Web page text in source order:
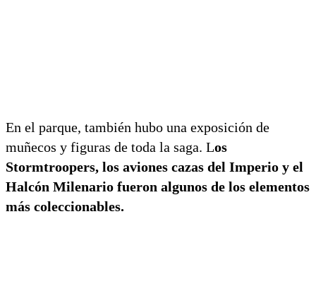
En el parque, también hubo una exposición de
muñecos y figuras de toda la saga. Los
Stormtroopers, los aviones cazas del Imperio y el
Halcón Milenario fueron algunos de los elementos
más coleccionables.